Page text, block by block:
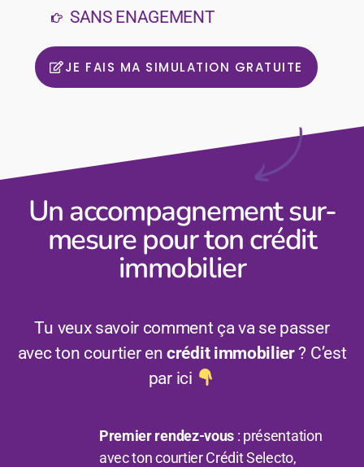
SANS ENAGEMENT
JE FAIS MA SIMULATION GRATUITE
Un accompagnement sur-
mesure pour ton crédit
immobilier
Tu veux savoir comment ça va se passer
avec ton courtier en crédit immobilier? C’est
par ici
Premier rendez-vous : présentation
avec ton courtier Crédit Selecto,